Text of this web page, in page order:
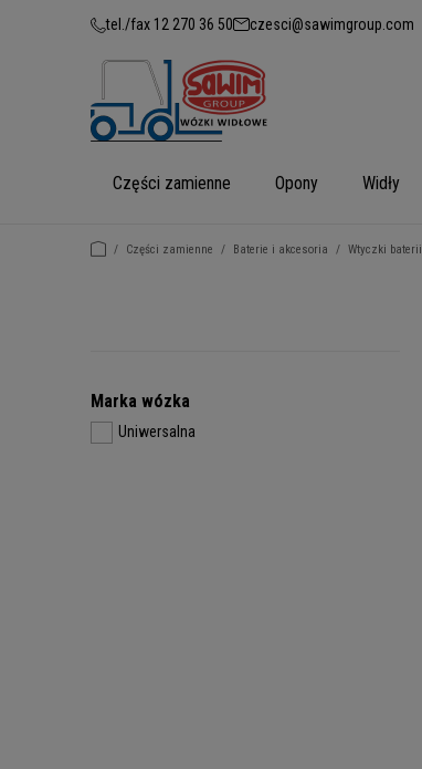
tel./fax 12 270 36 50 czesci@sawimgroup.com
Części zamienne Opony Widły
/ Części zamienne / Baterie i akcesoria / Wtyczki baterii
Marka wózka
Uniwersalna